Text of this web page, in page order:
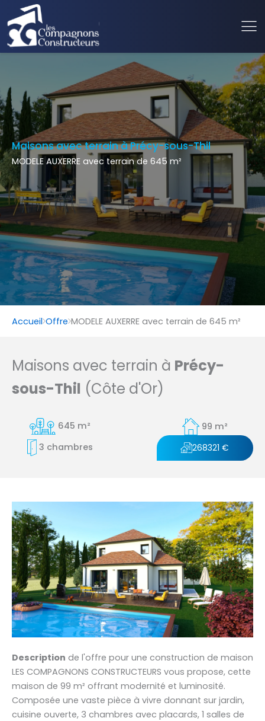
Maisons avec terrain à Précy-sous-Thil
MODELE AUXERRE avec terrain de 645 m²
Accueil Offre MODELE AUXERRE avec terrain de 645 m²
Maisons avec terrain à Précy-
sous-Thil (Côte d'Or)
645 m²
99 m²
3 chambres
268321 €
Description de l'offre pour une construction de maison
LES COMPAGNONS CONSTRUCTEURS vous propose, cette
maison de 99 m² offrant modernité et luminosité.
Composée une vaste pièce à vivre donnant sur jardin,
cuisine ouverte, 3 chambres avec placards, 1 salles de